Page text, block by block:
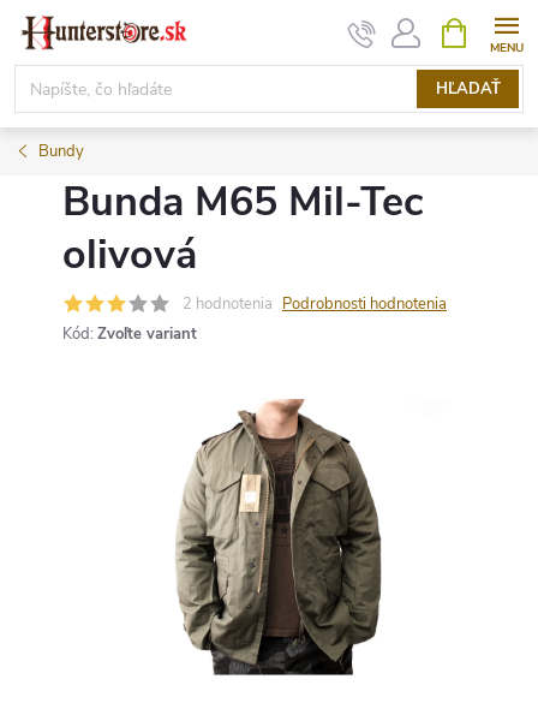
Prejsť
obsah
HĽADAŤ
KOŠÍK
Bundy
Bunda M65 Mil-Tec
olivová
2 hodnotenia Podrobnosti hodnotenia
Kód: Zvoľte variant